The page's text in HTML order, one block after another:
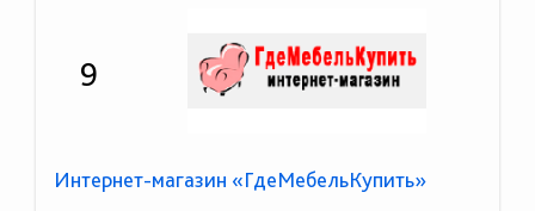
9
Интернет-магазин «ГдеМебельКупить»